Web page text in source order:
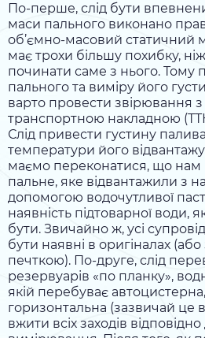
По-перше, слід бути
маси пального виконано
об’ємно-масовий статичний
має трохи більшу похибку,
починати саме з нього. Тому
пального та виміру його
варто провести звірювання
транспортною накладною
Слід привести густину
температури його
маємо переконатися, що нам
пальне, яке відвантажили з
допомогою водочутливої
наявність підтоварної води,
бути. Звичайно ж, усі
бути наявні в оригіналах
печткою). По-друге, слід
резервуарів «по планку»,
якій перебуває
горизонтальна (зазвичай це
вжити всіх заходів